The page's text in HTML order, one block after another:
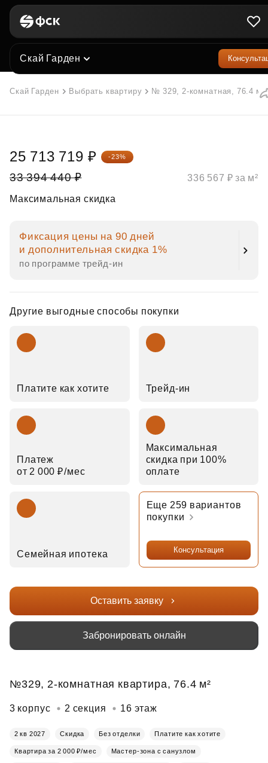
Скай Гарден
Скай Гарден Выбрать квартиру № 329, 2-комнатная, 76.4 м²
33 394 440 ₽
25 713 719 ₽ -23%
Максимальная скидка
Фиксация цены на 90 дней
и дополнительная скидка 1%
по программе трейд‑ин
Другие выгодные способы покупки
Платите как хотите Трейд‑ин
Платеж
от 2 000 ₽⁠/⁠мес
Максимальная
скидка при 100%
оплате
Семейная ипотека
Еще 259 вариантов
покупки
Консультация
336 567 ₽ за м²
Оставить заявку
Забронировать онлайн
№329, 2-комнатная квартира, 76.4 м²
3 корпус 2 секция 16 этаж
2 кв 2027 Скидка Без отделки Платите как хотите
Квартира за 2 000 ₽/мес Мастер-зона с санузлом